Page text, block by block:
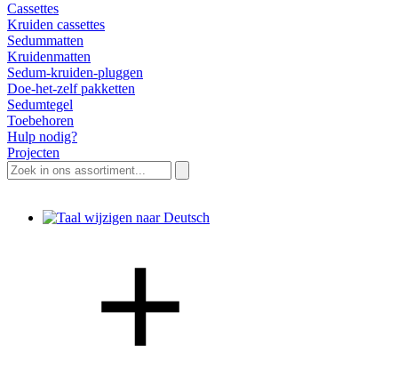
Cassettes
Kruiden cassettes
Sedummatten
Kruidenmatten
Sedum-kruiden-pluggen
Doe-het-zelf pakketten
Sedumtegel
Toebehoren
Hulp nodig?
Projecten
Zoeken
naar: